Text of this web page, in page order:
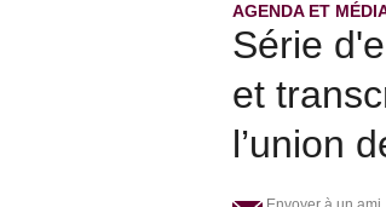
AGENDA ET
Série
et
l’union